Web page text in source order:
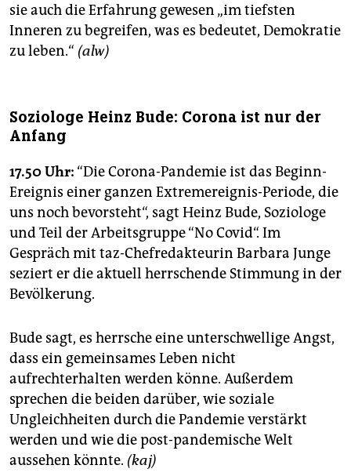
sie auch die Erfahrung gewesen „im tiefsten
Inneren zu begreifen, was es bedeutet, Demokratie
zu leben.“ (alw)
Soziologe Heinz Bude: Corona ist nur der
Anfang
17.50 Uhr: “Die Corona-Pandemie ist das Beginn-
Ereignis einer ganzen Extremereignis-Periode, die
uns noch bevorsteht“, sagt Heinz Bude, Soziologe
und Teil der Arbeitsgruppe “No Covid“. Im
Gespräch mit taz-Chefredakteurin Barbara Junge
seziert er die aktuell herrschende Stimmung in der
Bevölkerung.
Bude sagt, es herrsche eine unterschwellige Angst,
dass ein gemeinsames Leben nicht
aufrechterhalten werden könne. Außerdem
sprechen die beiden darüber, wie soziale
Ungleichheiten durch die Pandemie verstärkt
werden und wie die post-pandemische Welt
aussehen könnte. (kaj)